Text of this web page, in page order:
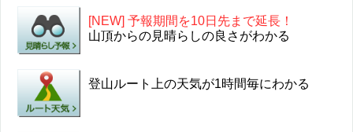
[NEW] 予報期間を10日先まで延長！
山頂からの見晴らしの良さがわかる
登山ルート上の天気が1時間毎にわかる